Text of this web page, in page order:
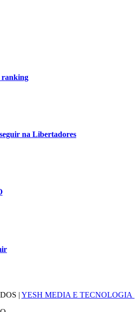
ranking
na Libertadores
| YESH MEDIA E TECNOLOGIA